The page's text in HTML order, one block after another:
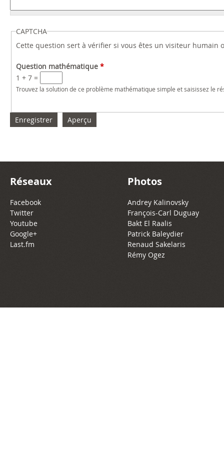
CAPTCHA
Cette question sert à vérifier si vous êtes un visiteur
Question mathématique *
1 + 7 =
Trouvez la solution de ce problème mathématique simple et saisissez le
Réseaux
Facebook
Twitter
Youtube
Google+
Last.fm
Photos
Andrey Kalinovsky
François-Carl Duguay
Bakt El Raalis
Patrick Baleydier
Renaud Sakelaris
Rémy Ogez